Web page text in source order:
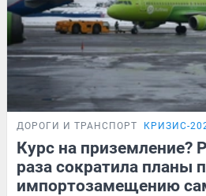
ДОРОГИ И ТРАНСПОРТ КРИЗИС-
Курс на приземление?
раза сократила планы
импортозамещению